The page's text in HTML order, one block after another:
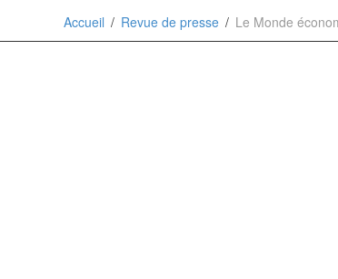
Accueil Revue de presse Le Monde